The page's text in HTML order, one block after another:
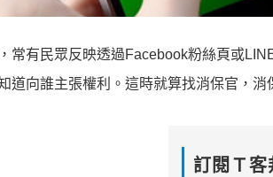
常有民眾反映透過Facebook粉絲頁或
道向誰主張權利。這時就算找消保官，消
訂閱Ｔ客